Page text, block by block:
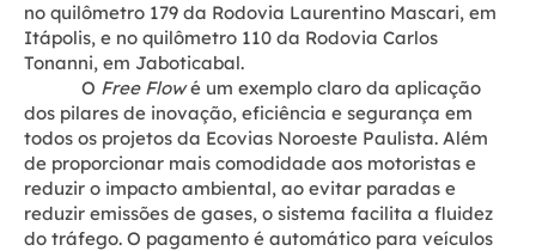
no quilômetro 179 da Rodovia Laurentino Mascari, em
Itápolis, e no quilômetro 110 da Rodovia Carlos
Tonanni, em Jaboticabal.
O Free Flowé um exemplo claro da aplicação
dos pilares de inovação, eficiência e segurança em
todos os projetos da Ecovias Noroeste Paulista. Além
de proporcionar mais comodidade aos motoristas e
reduzir o impacto ambiental, ao evitar paradas e
reduzir emissões de gases, o sistema facilita a fluidez
do tráfego. O pagamento é automático para veículos